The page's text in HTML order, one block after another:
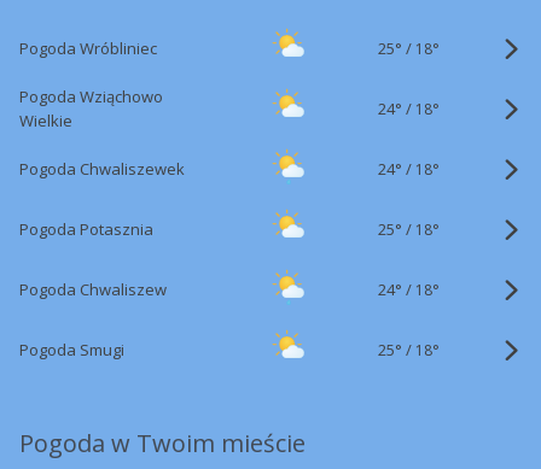
Pogoda Wróbliniec 25° / 18°
Pogoda Wziąchowo
Wielkie
24° / 18°
Pogoda Chwaliszewek 24° / 18°
Pogoda Potasznia 25° / 18°
Pogoda Chwaliszew 24° / 18°
Pogoda Smugi 25° / 18°
Pogoda w Twoim mieście